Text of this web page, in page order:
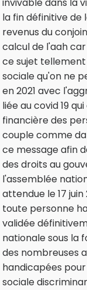
la fin définitive de
revenus du
calcul de l'aah
ce sujet
sociale qu'on ne
en 2021 avec
liée au covid 19
financière des
couple comme
ce message afin
des droits au
l'assemblée
attendue le 17 juin
toute personne
validée
nationale sous la
des nombreuses
handicapées
sociale